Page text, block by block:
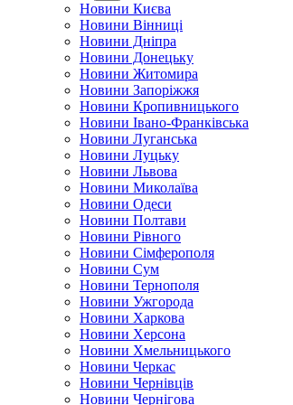
Новини Києва
Новини Вінниці
Новини Дніпра
Новини Донецьку
Новини Житомира
Новини Запоріжжя
Новини Кропивницького
Новини Івано-Франківська
Новини Луганська
Новини Луцьку
Новини Львова
Новини Миколаїва
Новини Одеси
Новини Полтави
Новини Рівного
Новини Сімферополя
Новини Сум
Новини Тернополя
Новини Ужгорода
Новини Харкова
Новини Херсона
Новини Хмельницького
Новини Черкас
Новини Чернівців
Новини Чернігова